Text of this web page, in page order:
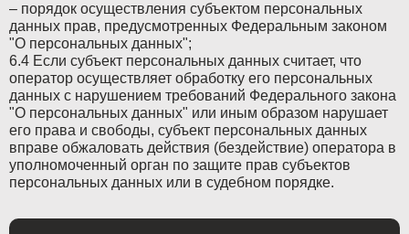
– порядок осуществления субъектом персональных
данных прав, предусмотренных Федеральным законом
"О персональных данных";
6.4 Если субъект персональных данных считает, что
оператор осуществляет обработку его персональных
данных с нарушением требований Федерального закона
"О персональных данных" или иным образом нарушает
его права и свободы, субъект персональных данных
вправе обжаловать действия (бездействие) оператора в
уполномоченный орган по защите прав субъектов
персональных данных или в судебном порядке.